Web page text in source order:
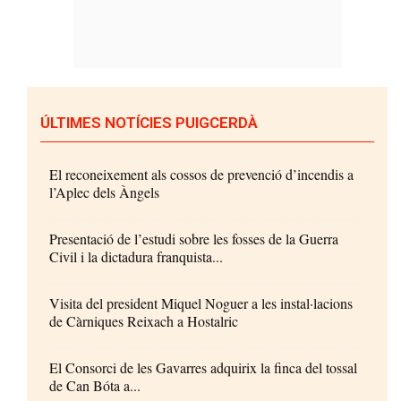
ÚLTIMES NOTÍCIES PUIGCERDÀ
El reconeixement als cossos de prevenció d’incendis a
l’Aplec dels Àngels
Presentació de l’estudi sobre les fosses de la Guerra
Civil i la dictadura franquista...
Visita del president Miquel Noguer a les instal·lacions
de Càrniques Reixach a Hostalric
El Consorci de les Gavarres adquirix la finca del tossal
de Can Bóta a...